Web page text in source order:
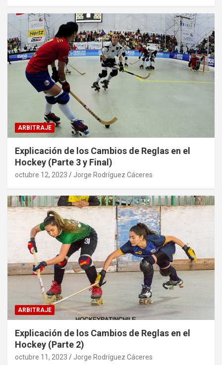
ARBITRAJE
Explicación de los Cambios de Reglas en el
Hockey (Parte 3 y Final)
octubre 12, 2023 Jorge Rodríguez Cáceres
ARBITRAJE
Explicación de los Cambios de Reglas en el
Hockey (Parte 2)
octubre 11, 2023 Jorge Rodríguez Cáceres